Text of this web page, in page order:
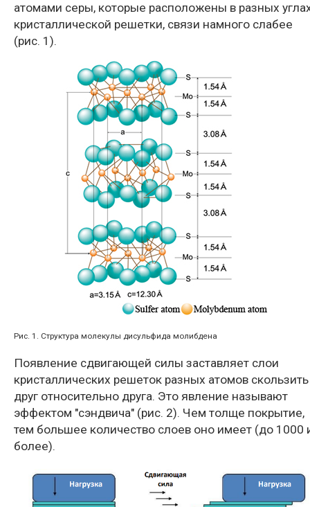
атомами серы, которые расположены в разных
кристаллической решетки, связи намного слабее
(рис. 1).
Рис. 1. Структура молекулы дисульфида молибдена
Появление сдвигающей силы заставляет слои
кристаллических решеток разных атомов скользить
друг относительно друга. Это явление называют
эффектом "сэндвича" (рис. 2). Чем толще покрытие,
тем большее количество слоев оно имеет (до 1000
более).